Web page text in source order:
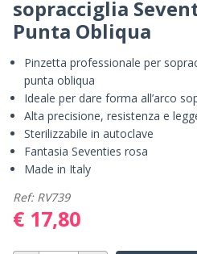
sopracciglia
Punta Obliqua
Pinzetta professionale per
punta obliqua
Ideale per dare forma all’arco
Alta precisione, resistenza e
Sterilizzabile in autoclave
Fantasia Seventies rosa
Made in Italy
Ref: RV739
€ 17,80